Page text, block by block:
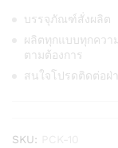
บรรจุภัณฑ์สั่งผลิต
ผลิตทุกแบบทุกคว
ตามต้องการ
สนใจโปรดติดต่อฝ่
SKU: